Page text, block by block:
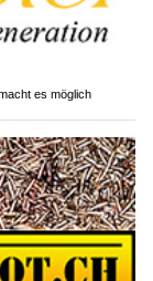
es möglich